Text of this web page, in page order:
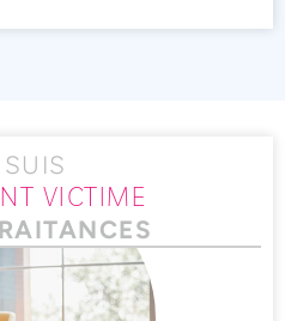
VICTIME